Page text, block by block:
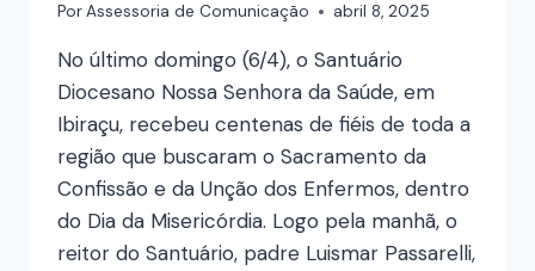
PorAssessoria de Comunicação abril 8, 2025
No último domingo (6/4), o Santuário
Diocesano Nossa Senhora da Saúde, em
Ibiraçu, recebeu centenas de fiéis de toda a
região que buscaram o Sacramento da
Confissão e da Unção dos Enfermos, dentro
do Dia da Misericórdia. Logo pela manhã, o
reitor do Santuário, padre Luismar Passarelli,